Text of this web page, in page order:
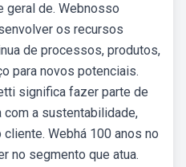
geral de. Webnosso
os recursos
de processos, produtos,
para novos potenciais.
significa fazer parte de
a sustentabilidade,
Webhá 100 anos no
no segmento que atua.